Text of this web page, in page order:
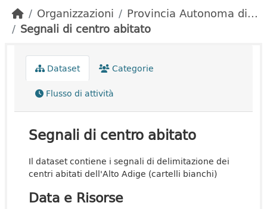
Organizzazioni
Provincia Autonoma di...
Segnali di centro abitato
Dataset
Categorie
Flusso di attività
Segnali di centro abitato
Il dataset contiene i segnali di delimitazione dei
centri abitati dell'Alto Adige (cartelli bianchi)
Data e Risorse